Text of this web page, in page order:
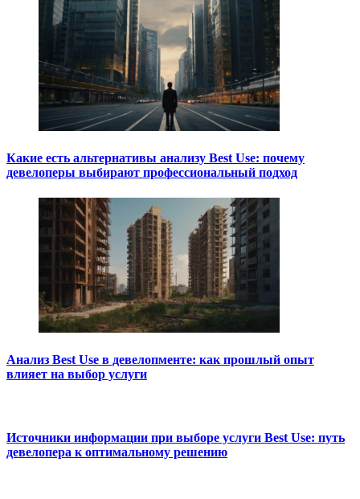
Какие есть альтернативы анализу Best Use: почему
девелоперы выбирают профессиональный подход
Анализ Best Use в девелопменте: как прошлый опыт
влияет на выбор услуги
Источники информации при выборе услуги Best Use: путь
девелопера к оптимальному решению